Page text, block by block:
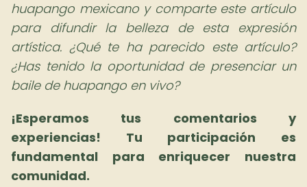
huapango mexicano y comparte este artículo
para difundir la belleza de esta expresión
artística. ¿Qué te ha parecido este artículo?
¿Has tenido la oportunidad de presenciar un
baile de huapango en vivo?
¡Esperamos tus comentarios y
experiencias! Tu participación es
fundamental para enriquecer nuestra
comunidad.